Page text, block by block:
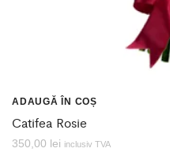
ADAUGĂ ÎN COȘ
Catifea Rosie
350,00 lei inclusiv TVA